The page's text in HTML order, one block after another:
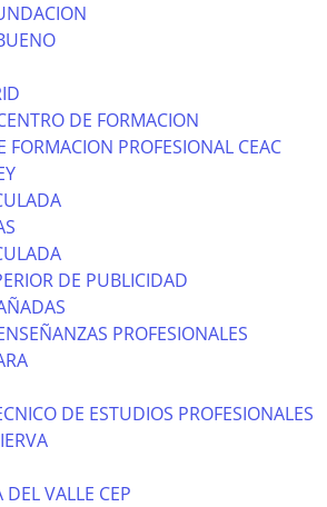
DE FORMACION
FORMACION PROFESIONAL CEAC
DE PUBLICIDAD
PROFESIONALES
DE ESTUDIOS PROFESIONALES
VALLE CEP